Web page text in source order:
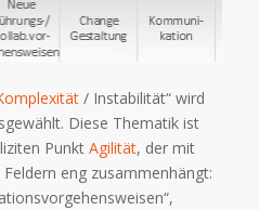
/ Instabilität“ wird
Diese Thematik ist
Punkt Agilität, der mit
eng zusammenhängt: